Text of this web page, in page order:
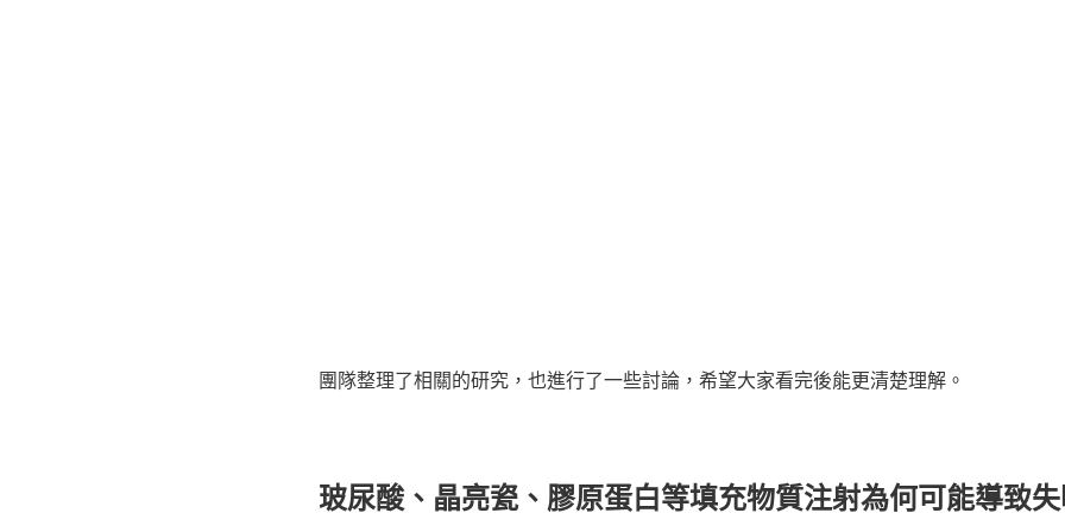
團隊整理了相關的研究，也進行了一些討論，希望大家看完後能更清楚理解。
玻尿酸、晶亮瓷、膠原蛋白等填充物質注射為何可能導致